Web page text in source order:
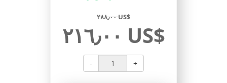
٢٨٨٫٠٠ US$
٢١٦٫٠٠ US$
- +